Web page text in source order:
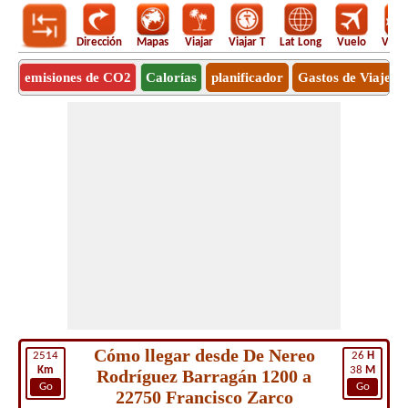
Dirección Mapas Viajar Viajar T Lat Long Vuelo
emisiones de CO2 Calorías planificador Gastos de Viaje
2514
Km
Go
26 H
38 M
Go
Cómo llegar desde De Nereo
Rodríguez Barragán 1200 a
22750 Francisco Zarco